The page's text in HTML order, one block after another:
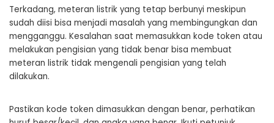
Terkadang, meteran listrik yang tetap berbunyi meskipun
sudah diisi bisa menjadi masalah yang membingungkan dan
mengganggu. Kesalahan saat memasukkan kode token atau
melakukan pengisian yang tidak benar bisa membuat
meteran listrik tidak mengenali pengisian yang telah
dilakukan.
Pastikan kode token dimasukkan dengan benar, perhatikan